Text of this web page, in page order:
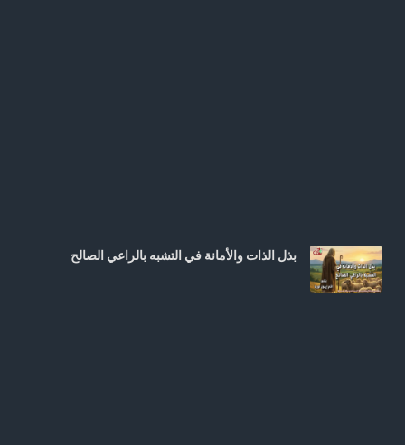
بذل الذات والأمانة في التشبه بالراعي الصالح